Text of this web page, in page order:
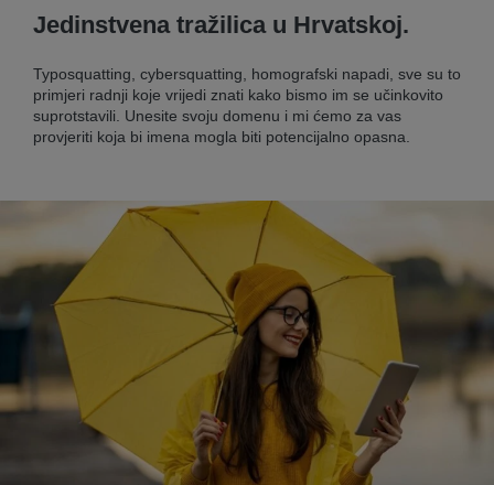
Jedinstvena tražilica u Hrvatskoj.
Typosquatting, cybersquatting, homografski napadi, sve su to
primjeri radnji koje vrijedi znati kako bismo im se učinkovito
suprotstavili. Unesite svoju domenu i mi ćemo za vas
provjeriti koja bi imena mogla biti potencijalno opasna.